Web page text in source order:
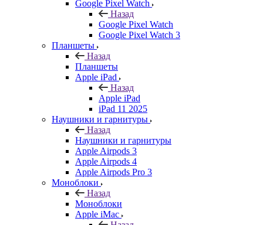
Google Pixel Watch
Назад
Google Pixel Watch
Google Pixel Watch 3
Планшеты
Назад
Планшеты
Apple iPad
Назад
Apple iPad
iPad 11 2025
Наушники и гарнитуры
Назад
Наушники и гарнитуры
Apple Airpods 3
Apple Airpods 4
Apple Airpods Pro 3
Моноблоки
Назад
Моноблоки
Apple iMac